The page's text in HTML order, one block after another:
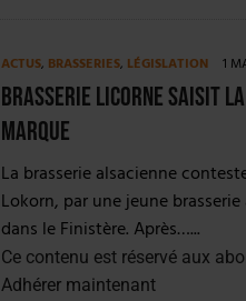
ACTUS, BRASSERIES, LÉGISLATION 1
Brasserie Licorne saisit
marque
La brasserie alsacienne
Lokorn, par une jeune
dans le Finistère. Après…...
Ce contenu est réservé aux
Adhérer maintenant